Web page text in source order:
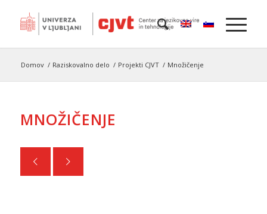
Domov / Raziskovalno delo / Projekti CJVT / Množičenje
MNOŽIČENJE